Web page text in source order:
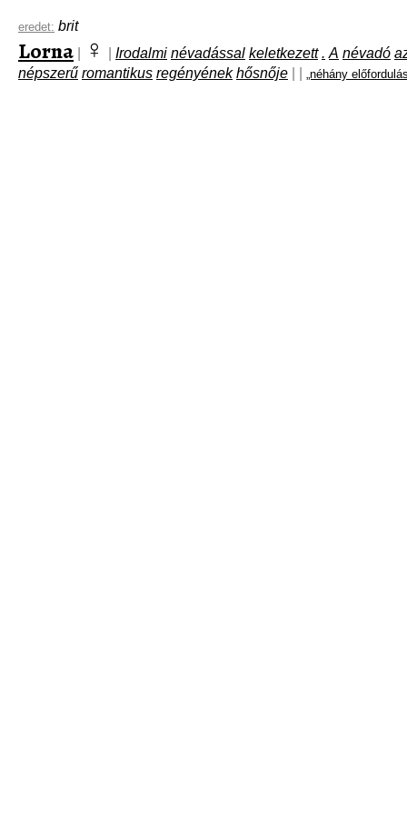
eredet: brit
Lorna ♀ Irodalmi névadással keletkezett . A névadó
népszerű romantikus regényének hősnője „néhány